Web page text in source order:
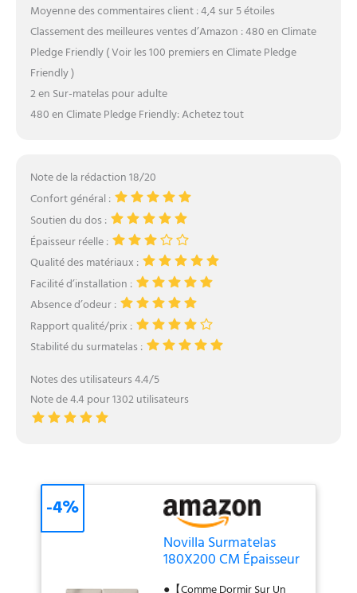
Moyenne des commentaires client : 4,4 sur 5 étoiles
Classement des meilleures ventes d’Amazon : 480 en Climate
Pledge Friendly ( Voir les 100 premiers en Climate Pledge
Friendly )
2 en Sur-matelas pour adulte
480 en Climate Pledge Friendly: Achetez tout
Note de la rédaction 18/20
Confort général :
Soutien du dos :
Épaisseur réelle :
Qualité des matériaux :
Facilité d’installation :
Absence d’odeur :
Rapport qualité/prix :
Stabilité du surmatelas :
Notes des utilisateurs 4.4/5
Note de 4.4 pour 1302 utilisateurs
Novilla Surmatelas
180X200 CM Épaisseur
-4%